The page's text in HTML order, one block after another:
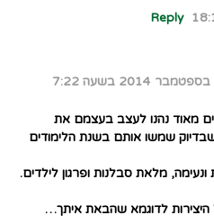
Reply
מאוד נהנו לעצב בעצמם את
שמשו אותם בשנת הלימודים
מלאת סבלנות ופרגון לילדים.
לדוגמא שהבאת איתך…